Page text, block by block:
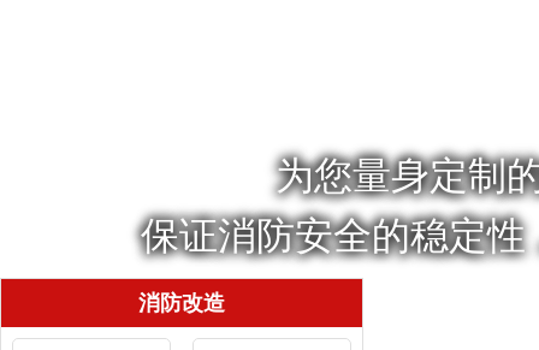
为您量身定制
保证消防安全的稳定
消防改造